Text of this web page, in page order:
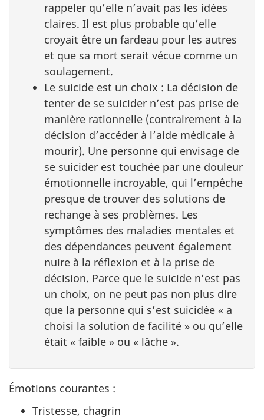
rappeler qu’elle n’avait pas les idées
claires. Il est plus probable qu’elle
croyait être un fardeau pour les autres
et que sa mort serait vécue comme un
soulagement.
Le suicide est un choix : La décision de
tenter de se suicider n’est pas prise de
manière rationnelle (contrairement à la
décision d’accéder à l’aide médicale à
mourir). Une personne qui envisage de
se suicider est touchée par une douleur
émotionnelle incroyable, qui l’empêche
presque de trouver des solutions de
rechange à ses problèmes. Les
symptômes des maladies mentales et
des dépendances peuvent également
nuire à la réflexion et à la prise de
décision. Parce que le suicide n’est pas
un choix, on ne peut pas non plus dire
que la personne qui s’est suicidée « a
choisi la solution de facilité » ou qu’elle
était « faible » ou « lâche ».
Émotions courantes :
Tristesse, chagrin